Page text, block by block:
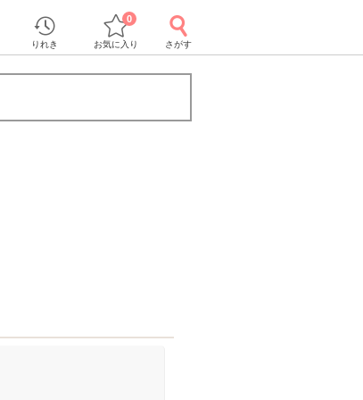
りれき お気に入り
0
さがす